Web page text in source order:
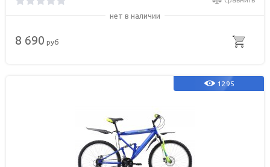
нет в наличии
8 690 руб
1295